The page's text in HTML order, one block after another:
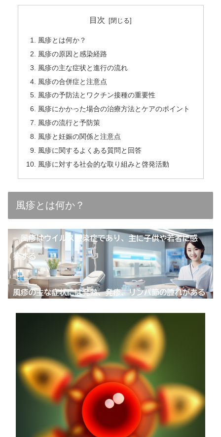
目次
風疹とは何か？
風疹の原因と感染経路
風疹の主な症状と進行の流れ
風疹の合併症と注意点
風疹の予防法とワクチン接種の重要性
風疹にかかった場合の治療方法とケアのポイント
風疹の流行と予防策
風疹と妊娠の関係と注意点
風疹に関するよくある質問と回答
風疹に対する社会的な取り組みと啓発活動
風疹とは何か？